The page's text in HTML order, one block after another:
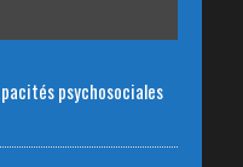
psychosociales